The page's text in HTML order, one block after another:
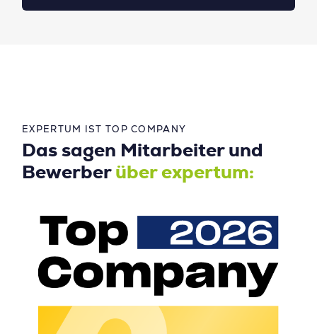
EXPERTUM IST TOP COMPANY
Das sagen Mitarbeiter und
Bewerber über expertum: